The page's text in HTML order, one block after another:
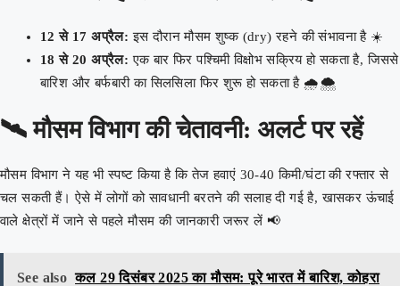
12 से 17 अप्रैल: इस दौरान मौसम शुष्क (dry) रहने की संभावना है ☀️
18 से 20 अप्रैल: एक बार फिर पश्चिमी विक्षोभ सक्रिय हो सकता है, जिससे
बारिश और बर्फबारी का सिलसिला फिर शुरू हो सकता है 🌧️🌨️
🛰️ मौसम विभाग की चेतावनी: अलर्ट पर रहें
मौसम विभाग ने यह भी स्पष्ट किया है कि तेज हवाएं 30-40 किमी/घंटा की रफ्तार से
चल सकती हैं। ऐसे में लोगों को सावधानी बरतने की सलाह दी गई है, खासकर ऊंचाई
वाले क्षेत्रों में जाने से पहले मौसम की जानकारी जरूर लें 📢
See also कल 29 दिसंबर 2025 का मौसम: पूरे भारत में बारिश, कोहरा